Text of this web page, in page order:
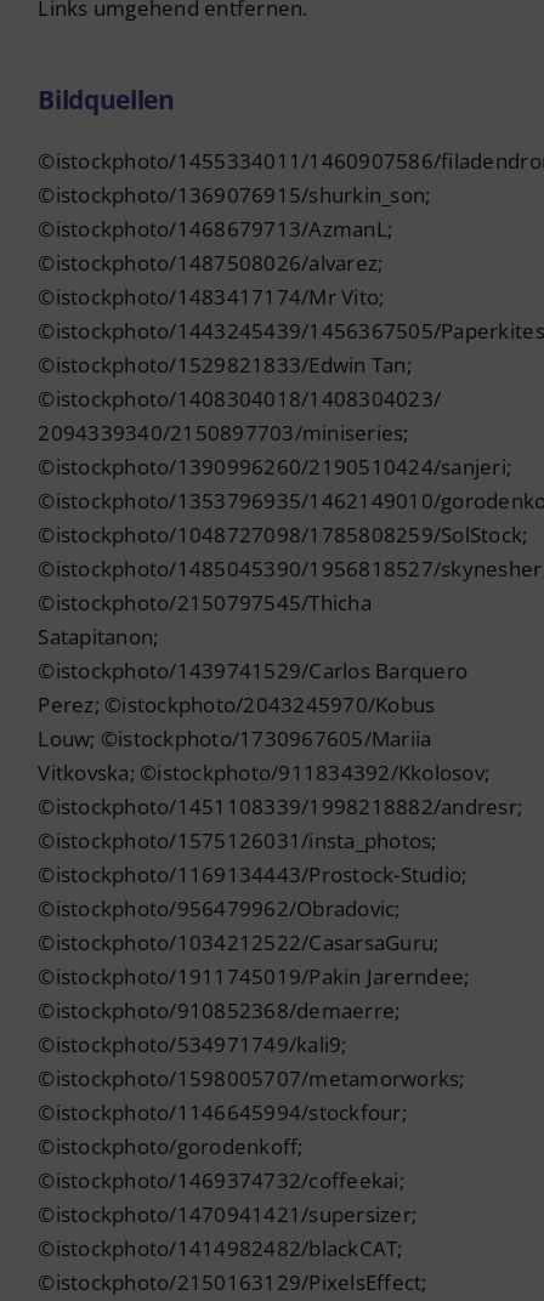
Links umgehend entfernen.
Bildquellen
©istockphoto/1455334011/1460907586/
©istockphoto/1369076915/shurkin_son;
©istockphoto/1468679713/AzmanL;
©istockphoto/1487508026/alvarez;
©istockphoto/1483417174/Mr Vito;
©istockphoto/1443245439/1456367505/
©istockphoto/1529821833/Edwin Tan;
©istockphoto/1408304018/1408304023/
2094339340/2150897703/miniseries;
©istockphoto/1390996260/2190510424/sanjeri;
©istockphoto/1353796935/1462149010/
©istockphoto/1048727098/1785808259/SolStock;
©istockphoto/1485045390/1956818527/
©istockphoto/2150797545/Thicha
Satapitanon;
©istockphoto/1439741529/Carlos Barquero
Perez; ©istockphoto/2043245970/Kobus
Louw; ©istockphoto/1730967605/Mariia
Vitkovska; ©istockphoto/911834392/Kkolosov;
©istockphoto/1451108339/1998218882/andresr;
©istockphoto/1575126031/insta_photos;
©istockphoto/1169134443/Prostock-Studio;
©istockphoto/956479962/Obradovic;
©istockphoto/1034212522/CasarsaGuru;
©istockphoto/1911745019/Pakin Jarerndee;
©istockphoto/910852368/demaerre;
©istockphoto/534971749/kali9;
©istockphoto/1598005707/metamorworks;
©istockphoto/1146645994/stockfour;
©istockphoto/gorodenkoff;
©istockphoto/1469374732/coffeekai;
©istockphoto/1470941421/supersizer;
©istockphoto/1414982482/blackCAT;
©istockphoto/2150163129/PixelsEffect;